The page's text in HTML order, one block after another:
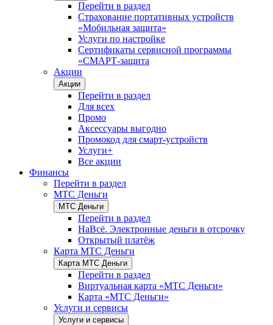
Перейти в раздел
Страхование портативных устройств
«Мобильная защита»
Услуги по настройке
Сертификаты сервисной программы
«СМАРТ-защита
Акции
Акции
Перейти в раздел
Для всех
Промо
Аксессуары выгодно
Промокод для смарт-устройств
Услуги+
Все акции
Финансы
Перейти в раздел
МТС Деньги
МТС Деньги
Перейти в раздел
НаВсё. Электронные деньги в отсрочку
Открытый платёж
Карта МТС Деньги
Карта МТС Деньги
Перейти в раздел
Виртуальная карта «МТС Деньги»
Карта «МТС Деньги»
Услуги и сервисы
Услуги и сервисы